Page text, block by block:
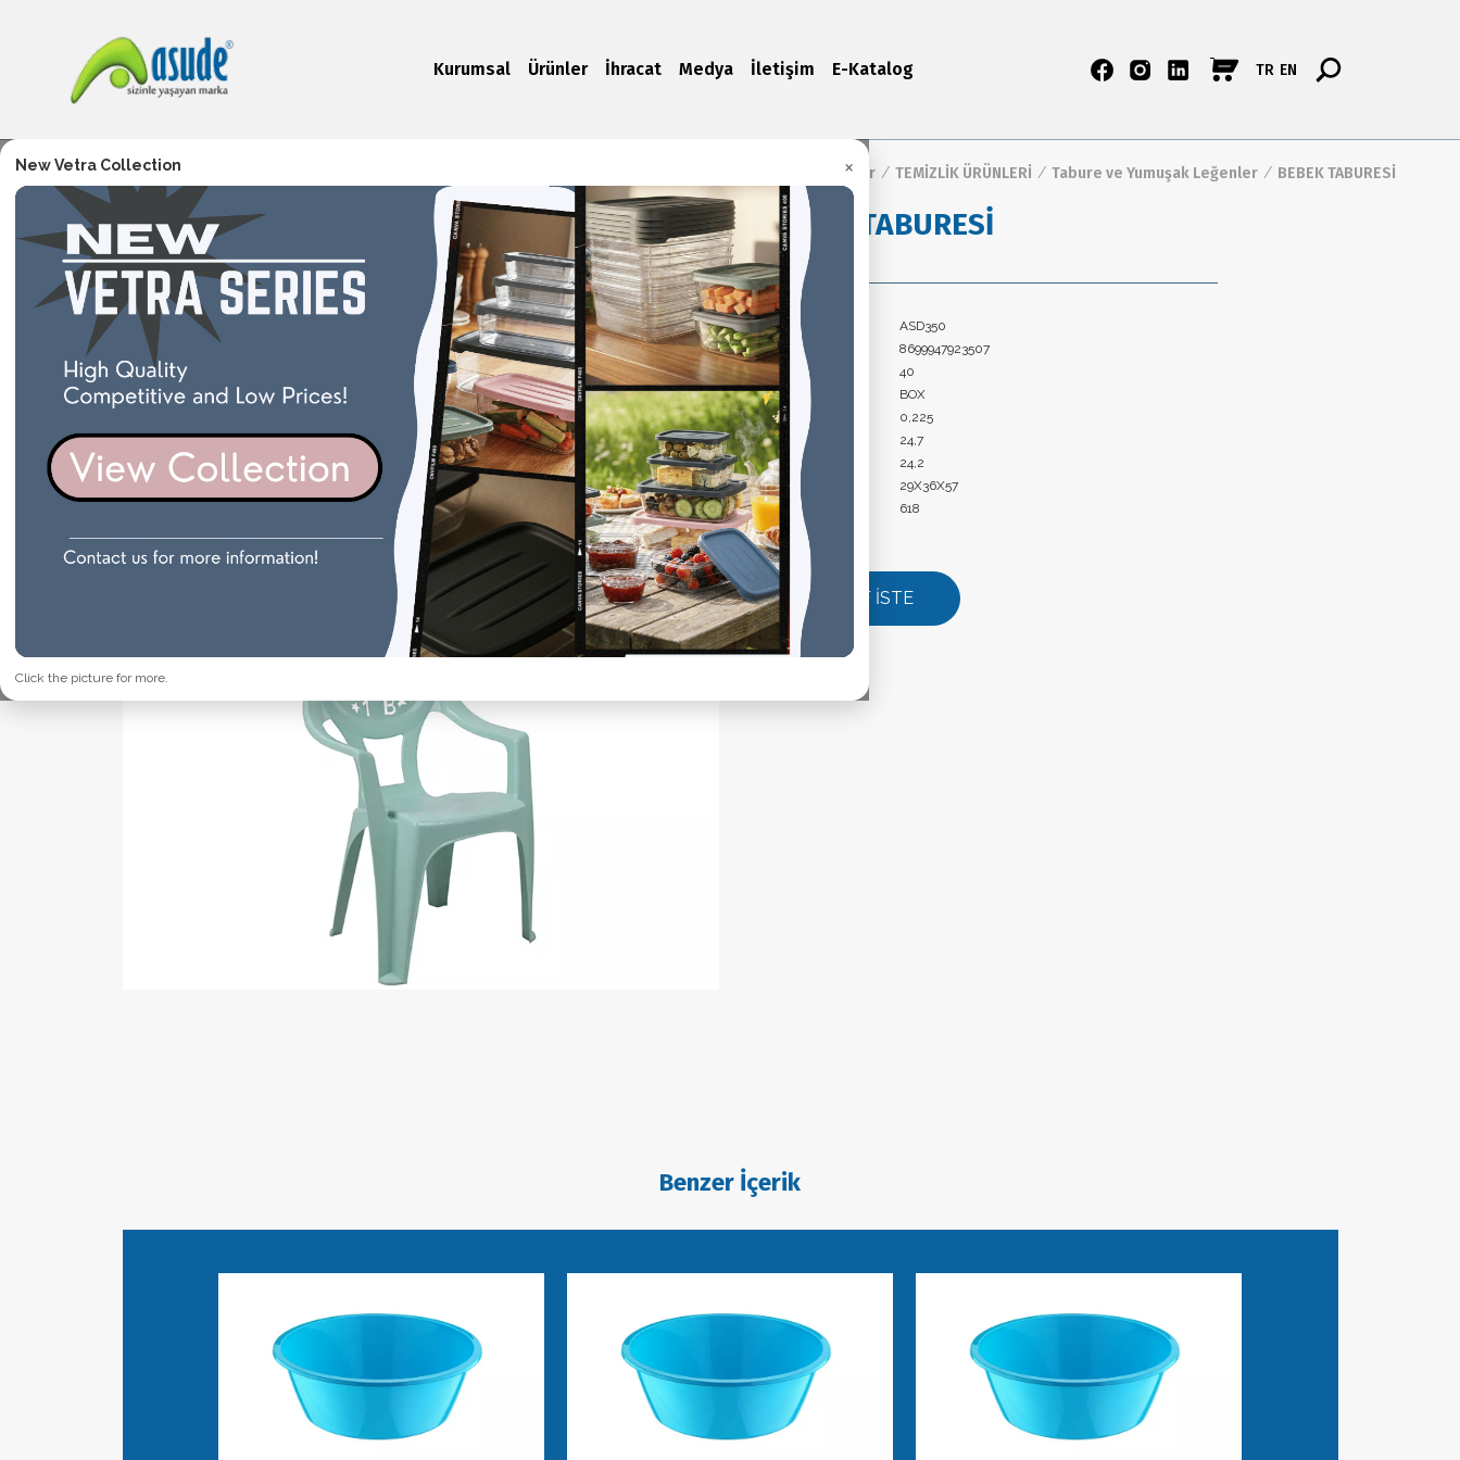
New Vetra Collection ×
Click the picture for more.
Kurumsal Ürünler İhracat Medya İletişim E-Katalog TR EN
Ürünler / TEMİZLİK ÜRÜNLERİ / Tabure ve Yumuşak Leğenler / BEBEK TABURESİ
BEBEK TABURESİ
Ürün Kodu:
ASD350
Barkod:
8699947923507
Koli İçi Adet:
40
Paket Tipi:
BOX
Koli Hacim:
0,225
Koli Brüt Ağırlık:
24,7
Koli Net Ağırlık:
24,2
Ürün Ölçüleri:
29X36X57
Ürün Ağırlık:
618
TEKLİF İSTE
Benzer İçerik